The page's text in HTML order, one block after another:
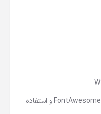
آیکن فونت بسیار جذاب FontAwesome & Flaticon و استفاده